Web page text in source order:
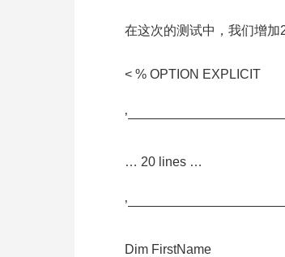
在这次的测试中，我们增加
< % OPTION EXPLICIT
… 20 lines …
Dim FirstName